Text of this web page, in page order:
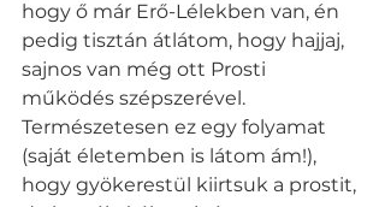
hogy ő már Erő-Lélekben van, én
pedig tisztán átlátom, hogy hajjaj,
sajnos van még ott Prosti
működés szépszerével.
Természetesen ez egy folyamat
(saját életemben is látom ám!),
hogy gyökerestül kiirtsuk a prostit,